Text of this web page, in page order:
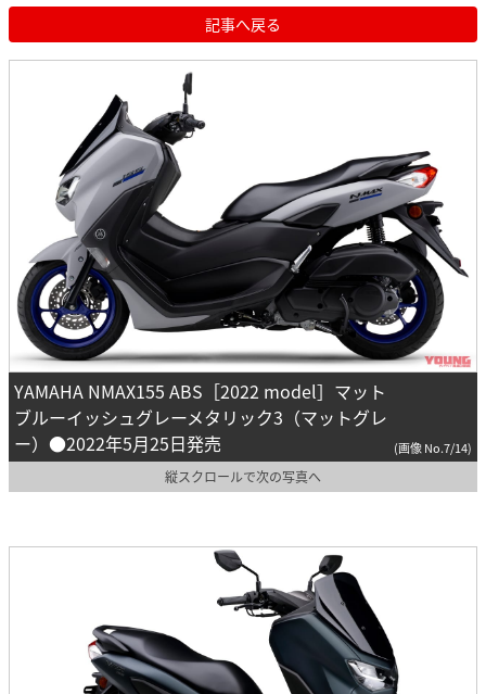
記事へ戻る
YAMAHA NMAX155 ABS［2022 model］マット
ブルーイッシュグレーメタリック3（マットグレ
ー）●2022年5月25日発売
(画像 No.7/14)
縦スクロールで次の写真へ